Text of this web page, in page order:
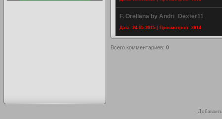
F. Orellana by Andri_Dexter11
Дата: 24.05.2015 | Просмотров: 2614
Всего комментариев: 0